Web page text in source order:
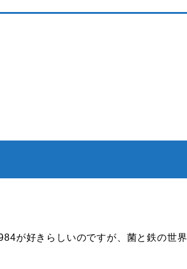
が好きらしいのですが、菌と鉄の世界